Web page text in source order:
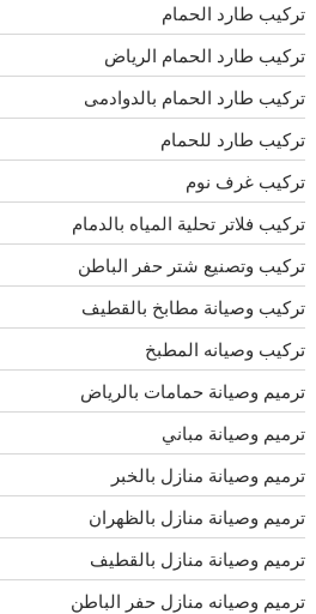
تركيب طارد الحمام
تركيب طارد الحمام الرياض
تركيب طارد الحمام بالدوادمى
تركيب طارد للحمام
تركيب غرف نوم
تركيب فلاتر تحلية المياه بالدمام
تركيب وتصنيع شتر حفر الباطن
تركيب وصيانة مطابخ بالقطيف
تركيب وصيانه المطبخ
ترميم وصيانة حمامات بالرياض
ترميم وصيانة مباني
ترميم وصيانة منازل بالخبر
ترميم وصيانة منازل بالظهران
ترميم وصيانة منازل بالقطيف
ترميم وصيانه منازل حفر الباطن